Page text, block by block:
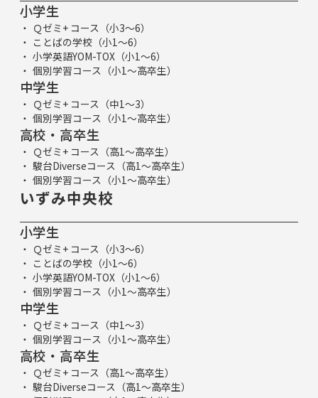
小学生
Ｑゼミ+ コース（小3～6）
ことばの学校（小1～6）
小学英語YOM-TOX（小1～6）
個別学習コース（小1～高卒生）
中学生
Ｑゼミ+ コース（中1～3）
個別学習コース（小1～高卒生）
高校・高卒生
Ｑゼミ+ コース（高1～高卒生）
駿台Diverseコース（高1～高卒生）
個別学習コース（小1～高卒生）
いずみ中央校
小学生
Ｑゼミ+ コース（小3～6）
ことばの学校（小1～6）
小学英語YOM-TOX（小1～6）
個別学習コース（小1～高卒生）
中学生
Ｑゼミ+ コース（中1～3）
個別学習コース（小1～高卒生）
高校・高卒生
Ｑゼミ+ コース（高1～高卒生）
駿台Diverseコース（高1～高卒生）